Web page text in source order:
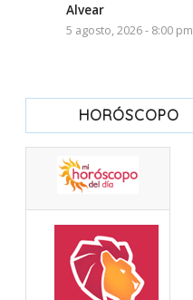
Alvear
5 agosto, 2026 - 8:00 pm
HORÓSCOPO